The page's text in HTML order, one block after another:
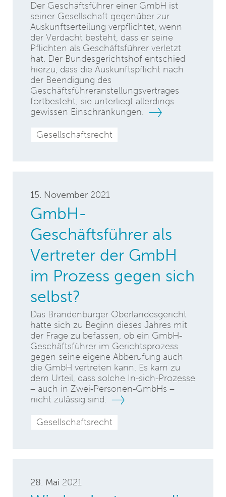
Der Geschäftsführer einer GmbH ist
seiner Gesellschaft gegenüber zur
Auskunftserteilung verpflichtet, wenn
der Verdacht besteht, dass er seine
Pflichten als Geschäftsführer verletzt
hat. Der Bundesgerichtshof entschied
hierzu, dass die Auskunftspflicht nach
der Beendigung des
Geschäftsführeranstellungsvertrages
fortbesteht; sie unterliegt allerdings
gewissen Einschränkungen.
Gesellschaftsrecht
15. November 2021
GmbH-
Geschäftsführer als
Vertreter der GmbH
im Prozess gegen sich
selbst?
Das Brandenburger Oberlandesgericht
hatte sich zu Beginn dieses Jahres mit
der Frage zu befassen, ob ein GmbH-
Geschäftsführer im Gerichtsprozess
gegen seine eigene Abberufung auch
die GmbH vertreten kann. Es kam zu
dem Urteil, dass solche In-sich-Prozesse
– auch in Zwei-Personen-GmbHs –
nicht zulässig sind.
Gesellschaftsrecht
28. Mai 2021